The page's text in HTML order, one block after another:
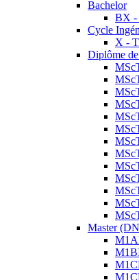
Bachelor
BX -
Cycle
X -
Diplôme
Master